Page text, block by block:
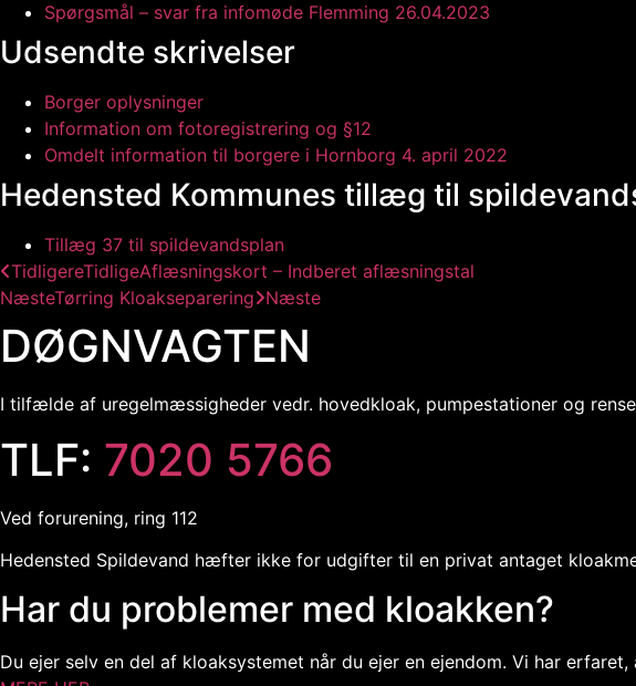
Spørgsmål – svar fra infomøde Flemming 26.04.2023
Udsendte skrivelser
Borger oplysninger
Information om fotoregistrering og §12
Omdelt information til borgere i Hornborg 4. april 2022
Hedensted Kommunes tillæg til
Tillæg 37 til spildevandsplan
TidligereTidligeAflæsningskort – Indberet aflæsningstal
NæsteTørring Kloakseparering Næste
DØGNVAGTEN
I tilfælde af uregelmæssigheder vedr. hovedkloak, pumpestationer og
TLF: 7020 5766
Ved forurening, ring 112
Hedensted Spildevand hæfter ikke for udgifter til en privat antaget
Har du problemer med kloakken?
Du ejer selv en del af kloaksystemet når du ejer en ejendom. Vi har